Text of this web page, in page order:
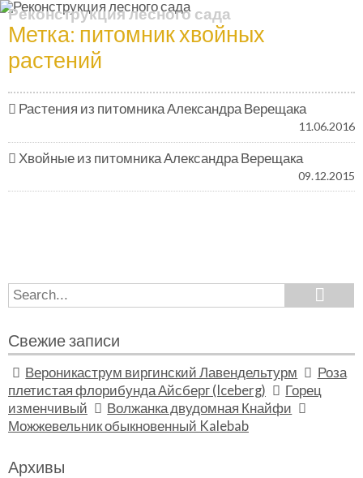
Реконструкция лесного сада
Метка: питомник хвойных
растений
Растения из питомника Александра Верещака
11.06.2016
Хвойные из питомника Александра Верещака
09.12.2015
Search
for:
Свежие записи
Вероникаструм виргинский Лавендельтурм
Роза
плетистая флорибунда Айсберг (Iceberg)
Горец
изменчивый
Волжанка двудомная Кнайфи
Можжевельник обыкновенный Kalebab
Архивы